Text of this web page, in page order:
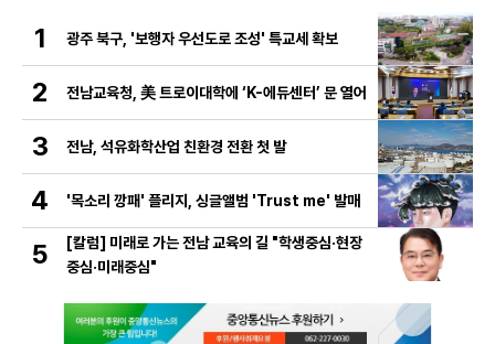
1 광주 북구, '보행자 우선도로 조성' 특교세 확보
2 전남교육청, 美 트로이대학에 ‘K-에듀센터’ 문 열어
3 전남, 석유화학산업 친환경 전환 첫 발
4 '목소리 깡패' 플리지, 싱글앨범 'Trust me' 발매
5
[칼럼] 미래로 가는 전남 교육의 길 "학생중심·현장
중심·미래중심"